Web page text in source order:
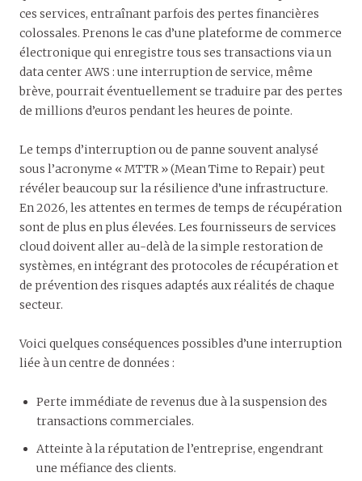
ces services, entraînant parfois des pertes financières
colossales. Prenons le cas d’une plateforme de commerce
électronique qui enregistre tous ses transactions via un
data center AWS : une interruption de service, même
brève, pourrait éventuellement se traduire par des pertes
de millions d’euros pendant les heures de pointe.
Le temps d’interruption ou de panne souvent analysé
sous l’acronyme « MTTR » (Mean Time to Repair) peut
révéler beaucoup sur la résilience d’une infrastructure.
En 2026, les attentes en termes de temps de récupération
sont de plus en plus élevées. Les fournisseurs de services
cloud doivent aller au-delà de la simple restoration de
systèmes, en intégrant des protocoles de récupération et
de prévention des risques adaptés aux réalités de chaque
secteur.
Voici quelques conséquences possibles d’une interruption
liée à un centre de données :
Perte immédiate de revenus due à la suspension des
transactions commerciales.
Atteinte à la réputation de l’entreprise, engendrant
une méfiance des clients.